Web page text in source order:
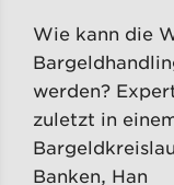
Wie kann die
werden?
zuletzt in
Banken, Han